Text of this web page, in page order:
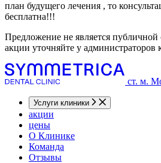
план будущего лечения , то
бесплатна!!!
Предложение не является
акции уточняйте у администраторов
ст. м.
Услуги клиники
акции
цены
О Клинике
Команда
Отзывы